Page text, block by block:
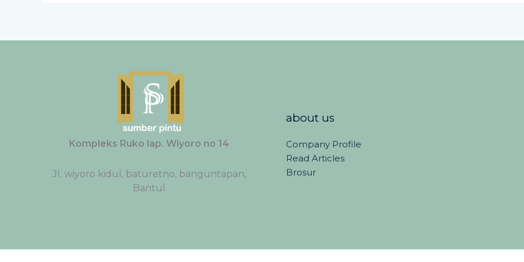
Kompleks Ruko lap. Wiyoro no 14
Jl. wiyoro kidul, baturetno, banguntapan,
Bantul
about us
Company Profile
Read Articles
Brosur